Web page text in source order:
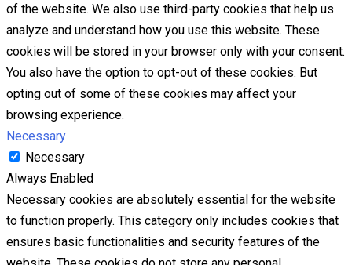
of the website. We also use third-party cookies that help us
analyze and understand how you use this website. These
cookies will be stored in your browser only with your consent.
You also have the option to opt-out of these cookies. But
opting out of some of these cookies may affect your
browsing experience.
Necessary
Necessary
Always Enabled
Necessary cookies are absolutely essential for the website
to function properly. This category only includes cookies that
ensures basic functionalities and security features of the